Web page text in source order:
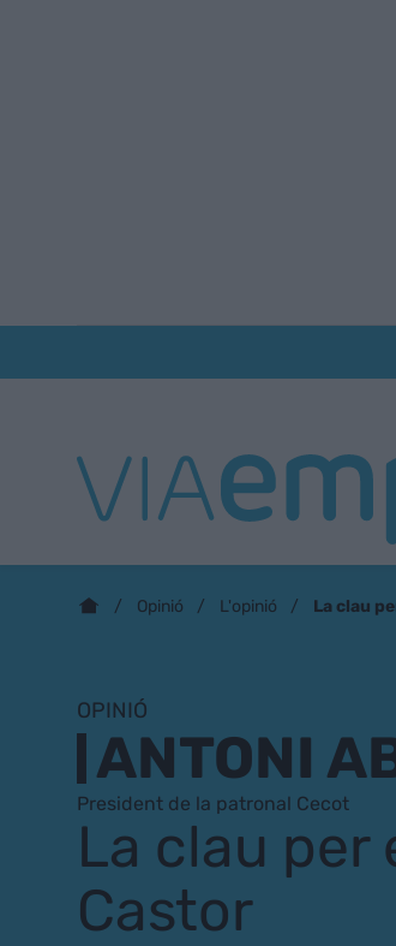
Opinió L'opinió La clau
OPINIÓ
ANTONI
President de la patronal Cecot
La clau per
Castor